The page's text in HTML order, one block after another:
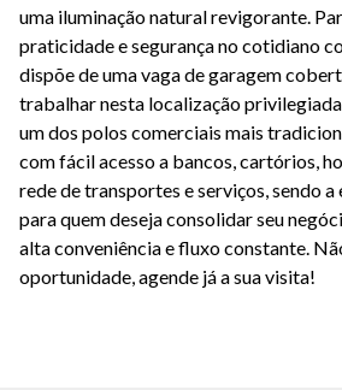
uma iluminação natural revigorante.
praticidade e segurança no cotidiano
dispõe de uma vaga de garagem
trabalhar nesta localização
um dos polos comerciais mais
com fácil acesso a bancos, cartórios,
rede de transportes e serviços, sendo
para quem deseja consolidar seu
alta conveniência e fluxo constante.
oportunidade, agende já a sua visita!